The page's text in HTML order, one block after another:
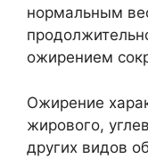
нормальным
ожирением
Ожирение
жирового,
других видов